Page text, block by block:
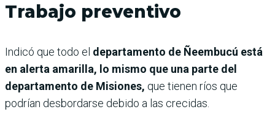
Trabajo preventivo
Indicó que todo el departamento de Ñeembucú está
en alerta amarilla, lo mismo que una parte del
departamento de Misiones, que tienen ríos que
podrían desbordarse debido a las crecidas.